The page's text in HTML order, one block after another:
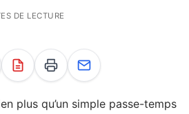
DE LECTURE
plus qu’un simple passe-temps